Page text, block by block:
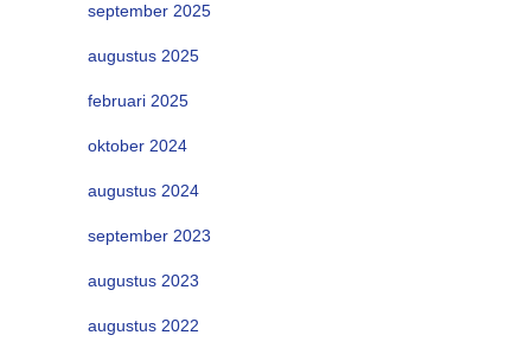
september 2025
augustus 2025
februari 2025
oktober 2024
augustus 2024
september 2023
augustus 2023
augustus 2022